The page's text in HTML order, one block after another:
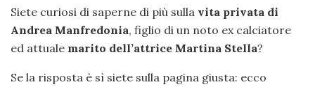
Siete curiosi di saperne di più sulla vita privata di
Andrea Manfredonia, figlio di un noto ex calciatore
ed attuale marito dell’attrice Martina Stella?
Se la risposta è sì siete sulla pagina giusta: ecco